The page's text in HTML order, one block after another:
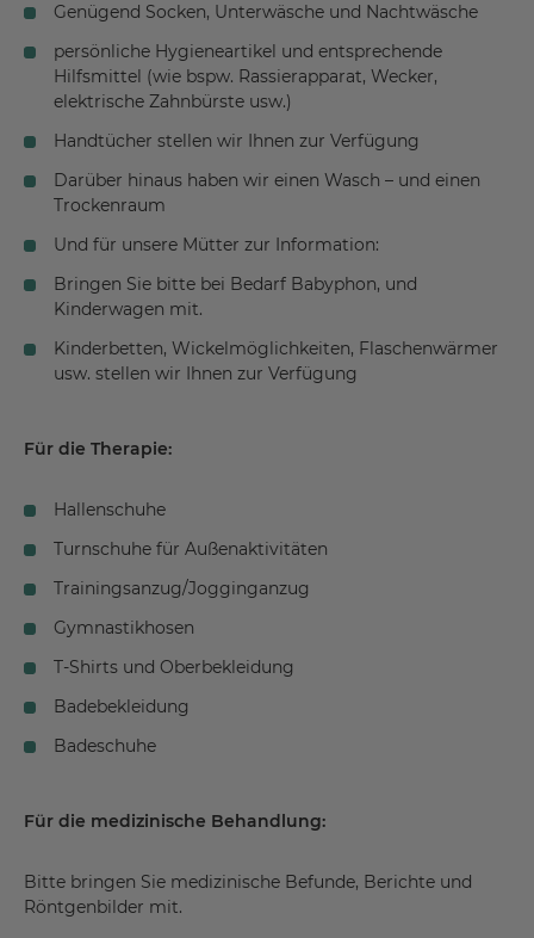
Genügend Socken, Unterwäsche und Nachtwäsche
persönliche Hygieneartikel und entsprechende
Hilfsmittel (wie bspw. Rassierapparat, Wecker,
elektrische Zahnbürste usw.)
Handtücher stellen wir Ihnen zur Verfügung
Darüber hinaus haben wir einen Wasch – und einen
Trockenraum
Und für unsere Mütter zur Information:
Bringen Sie bitte bei Bedarf Babyphon, und
Kinderwagen mit.
Kinderbetten, Wickelmöglichkeiten, Flaschenwärmer
usw. stellen wir Ihnen zur Verfügung
Für die Therapie:
Hallenschuhe
Turnschuhe für Außenaktivitäten
Trainingsanzug/Jogginganzug
Gymnastikhosen
T-Shirts und Oberbekleidung
Badebekleidung
Badeschuhe
Für die medizinische Behandlung:
Bitte bringen Sie medizinische Befunde, Berichte und
Röntgenbilder mit.